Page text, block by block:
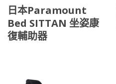
日本Paramount
Bed SITTAN 坐姿康
復輔助器